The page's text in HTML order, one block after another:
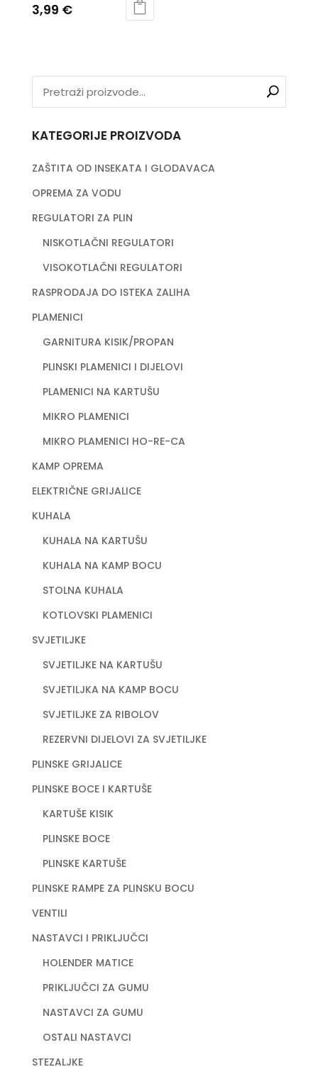
3,99 €
KATEGORIJE PROIZVODA
ZAŠTITA OD INSEKATA I GLODAVACA
OPREMA ZA VODU
REGULATORI ZA PLIN
NISKOTLAČNI REGULATORI
VISOKOTLAČNI REGULATORI
RASPRODAJA DO ISTEKA ZALIHA
PLAMENICI
GARNITURA KISIK/PROPAN
PLINSKI PLAMENICI I DIJELOVI
PLAMENICI NA KARTUŠU
MIKRO PLAMENICI
MIKRO PLAMENICI HO-RE-CA
KAMP OPREMA
ELEKTRIČNE GRIJALICE
KUHALA
KUHALA NA KARTUŠU
KUHALA NA KAMP BOCU
STOLNA KUHALA
KOTLOVSKI PLAMENICI
SVJETILJKE
SVJETILJKE NA KARTUŠU
SVJETILJKA NA KAMP BOCU
SVJETILJKE ZA RIBOLOV
REZERVNI DIJELOVI ZA SVJETILJKE
PLINSKE GRIJALICE
PLINSKE BOCE I KARTUŠE
KARTUŠE KISIK
PLINSKE BOCE
PLINSKE KARTUŠE
PLINSKE RAMPE ZA PLINSKU BOCU
VENTILI
NASTAVCI I PRIKLJUČCI
HOLENDER MATICE
PRIKLJUČCI ZA GUMU
NASTAVCI ZA GUMU
OSTALI NASTAVCI
STEZALJKE